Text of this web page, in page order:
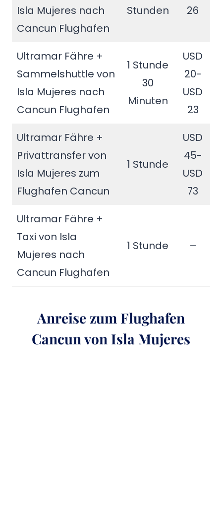
Isla Mujeres nach
Cancun Flughafen
Stunden
26
Ultramar Fähre +
Sammelshuttle von
Isla Mujeres nach
Cancun Flughafen
1 Stunde
30
Minuten
USD
20-
USD
23
Ultramar Fähre +
Privattransfer von
Isla Mujeres zum
Flughafen Cancun
1 Stunde
USD
45-
USD
73
Ultramar Fähre +
Taxi von Isla
Mujeres nach
Cancun Flughafen
1 Stunde –
Anreise zum Flughafen
Cancun von Isla Mujeres